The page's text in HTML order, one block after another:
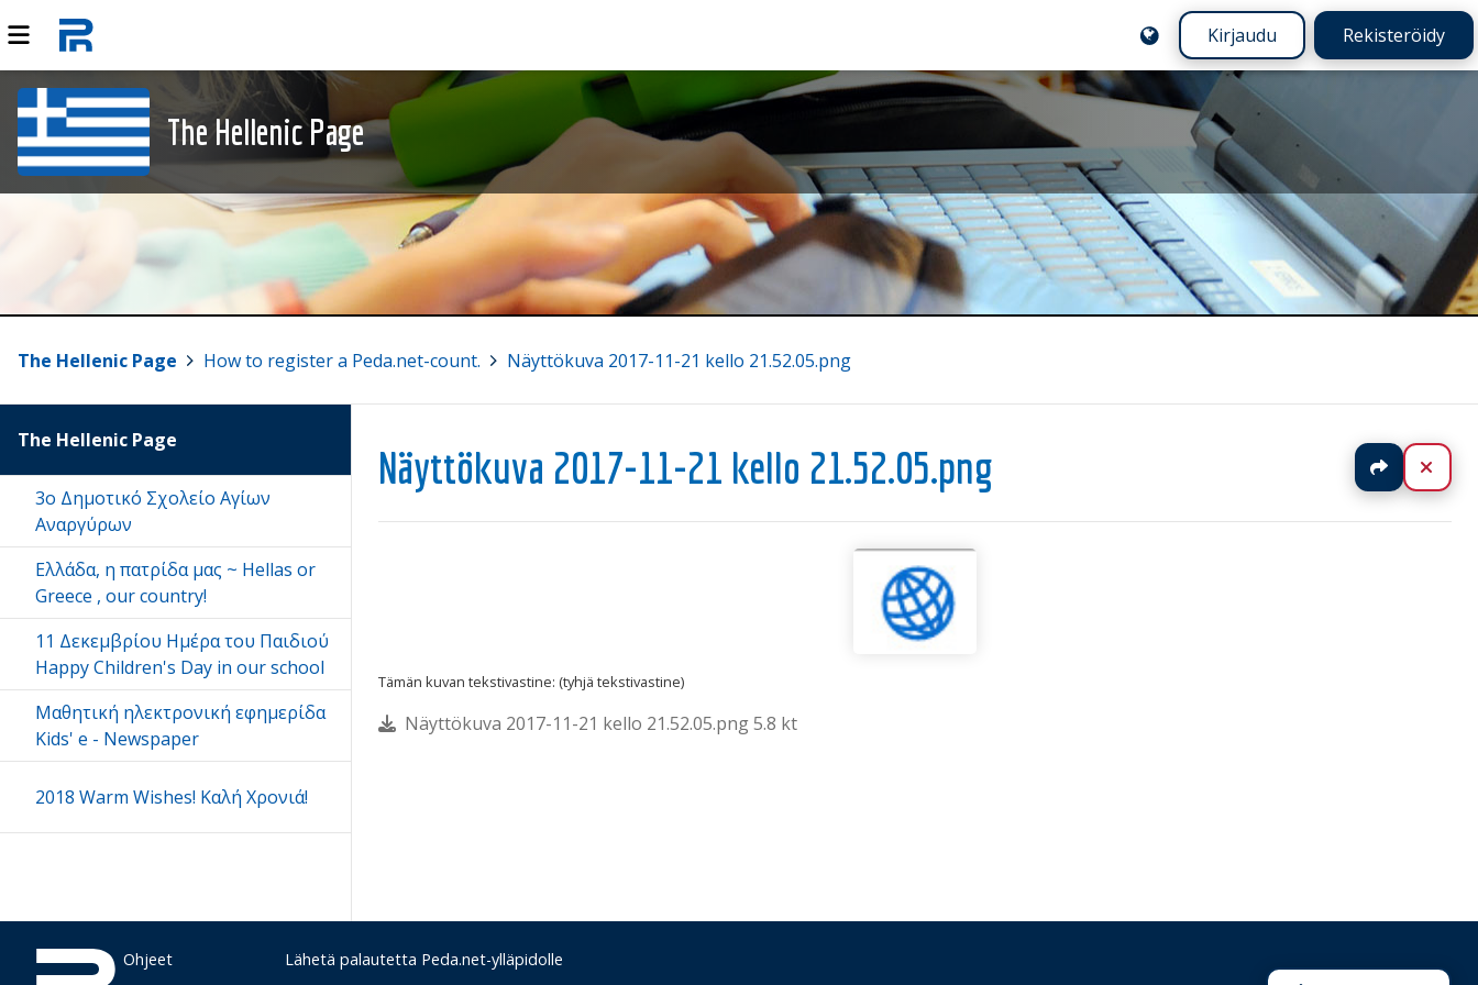
Kirjaudu Rekisteröidy
The Hellenic Page
The Hellenic Page How to register a Peda.net-count. Näyttökuva 2017-11-21 kello 21.52.05.png
Näyttökuva 2017-11-21 kello 21.52.05.png Jaa
Tämän kuvan tekstivastine: (tyhjä tekstivastine)
Näyttökuva 2017-11-21 kello 21.52.05.png 5.8 kt
The Hellenic Page
3ο Δημοτικό Σχολείο Αγίων
Αναργύρων
Eλλάδα, η πατρίδα μας ~ Hellas or
Greece , our country!
11 Δεκεμβρίου Ημέρα του Παιδιού
Happy Children's Day in our school
Μαθητική ηλεκτρονική εφημερίδα
Kids' e - Newspaper
2018 Warm Wishes! Kαλή Χρονιά!
Ohjeet
Lähetä palautetta Peda.net-ylläpidolle